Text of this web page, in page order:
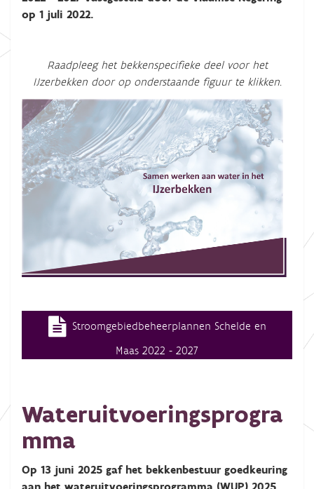
op 1 juli 2022.
Raadpleeg het bekkenspecifieke deel voor het
IJzerbekken door op onderstaande figuur te klikken.
Stroomgebiedbeheerplannen Schelde en
Maas 2022 - 2027
Wateruitvoeringsprogra
mma
Op 13 juni 2025 gaf het bekkenbestuur goedkeuring
aan het wateruitvoeringsprogramma (WUP) 2025